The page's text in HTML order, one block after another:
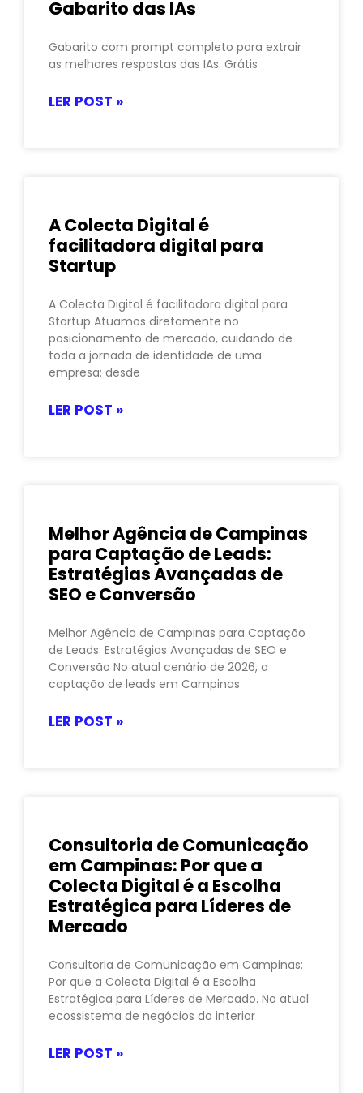
Gabarito das IAs
Gabarito com prompt completo para extrair
as melhores respostas das IAs. Grátis
LER POST »
A Colecta Digital é
facilitadora digital para
Startup
A Colecta Digital é facilitadora digital para
Startup Atuamos diretamente no
posicionamento de mercado, cuidando de
toda a jornada de identidade de uma
empresa: desde
LER POST »
Melhor Agência de Campinas
para Captação de Leads:
Estratégias Avançadas de
SEO e Conversão
Melhor Agência de Campinas para Captação
de Leads: Estratégias Avançadas de SEO e
Conversão No atual cenário de 2026, a
captação de leads em Campinas
LER POST »
Consultoria de Comunicação
em Campinas: Por que a
Colecta Digital é a Escolha
Estratégica para Líderes de
Mercado
Consultoria de Comunicação em Campinas:
Por que a Colecta Digital é a Escolha
Estratégica para Líderes de Mercado. No atual
ecossistema de negócios do interior
LER POST »